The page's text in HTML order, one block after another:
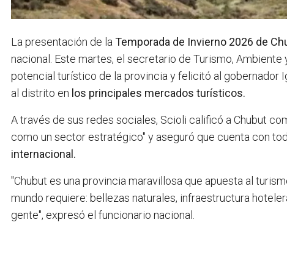
La presentación de laTemporada de Invierno 2026 de
nacional. Este martes, el secretario de Turismo,
potencial turístico de la provincia y felicitó al gobernador
al distrito en los principales mercados turísticos.
A través de sus redes sociales, Scioli calificó a Chubut
como un sector estratégico" y aseguró que cuenta con
internacional.
"Chubut es una provincia maravillosa que apuesta al
mundo requiere: bellezas naturales, infraestructura
gente", expresó el funcionario nacional.